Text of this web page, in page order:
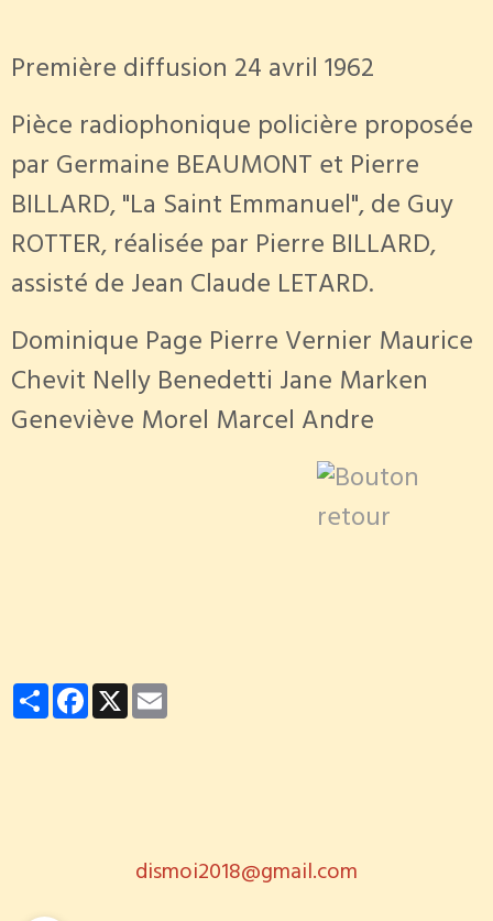
Première diffusion 24 avril 1962
Pièce radiophonique policière proposée
par Germaine BEAUMONT et Pierre
BILLARD, "La Saint Emmanuel", de Guy
ROTTER, réalisée par Pierre BILLARD,
assisté de Jean Claude LETARD.
Dominique Page Pierre Vernier Maurice
Chevit Nelly Benedetti Jane Marken
Geneviève Morel Marcel Andre
PartagerFacebook
X
dismoi2018@gmail.com